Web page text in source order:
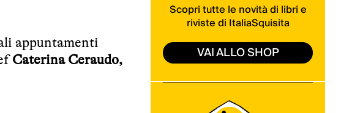
appuntamenti
Caterina Ceraudo,
Scopri tutte le novità di libri e
riviste di ItaliaSquisita
VAI ALLO SHOP